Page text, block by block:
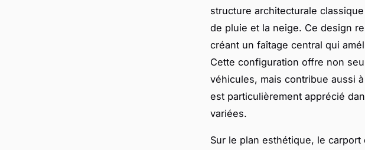
structure architecturale
de pluie et la neige. Ce design
créant un faîtage central qui
Cette configuration offre non
véhicules, mais contribue aussi
est particulièrement apprécié
variées.
Sur le plan esthétique, le